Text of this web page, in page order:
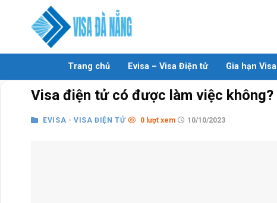
Trang chủ Evisa – Visa Điện tử Gia hạn Visa
Visa điện tử có được làm việc không?
EVISA - VISA ĐIỆN TỬ 0 lượt xem 10/10/2023